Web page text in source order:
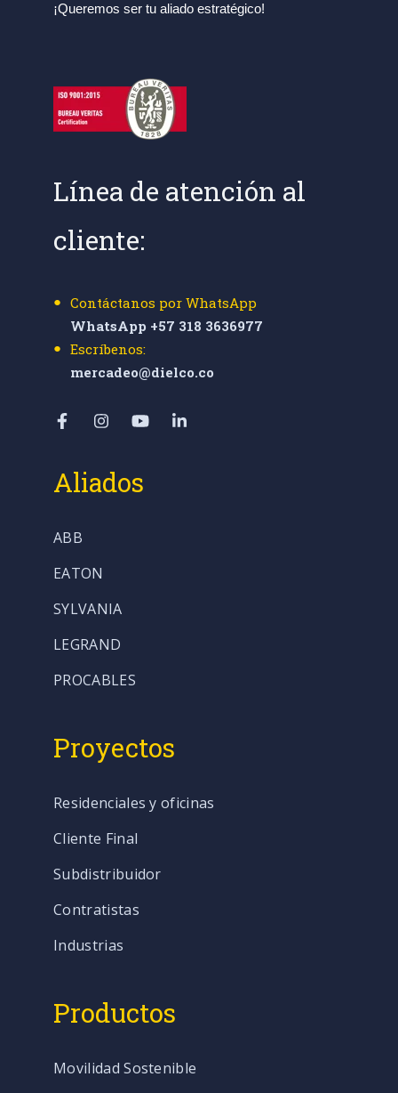
¡Queremos ser tu aliado estratégico!
Línea de atención al
cliente:
Contáctanos por WhatsApp
WhatsApp +57 318 3636977
Escríbenos:
mercadeo@dielco.co
Aliados
ABB
EATON
SYLVANIA
LEGRAND
PROCABLES
Proyectos
Residenciales y oficinas
Cliente Final
Subdistribuidor
Contratistas
Industrias
Productos
Movilidad Sostenible